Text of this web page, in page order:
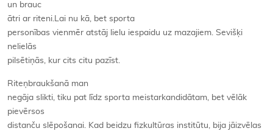
un brauc
ātri ar riteni.Lai nu kā, bet sporta
personības vienmēr atstāj lielu iespaidu uz mazajiem. Sevišķi
nelielās
pilsētiņās, kur cits citu pazīst.
Riteņbraukšanā man
negāja slikti, tiku pat līdz sporta meistarkandidātam, bet vēlāk
pievērsos
distanču slēpošanai. Kad beidzu fizkultūras institūtu, bija jāizvēlas